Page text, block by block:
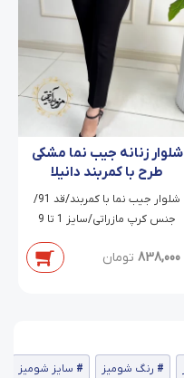
شلوار زنانه جیب نما مشکی
طرح با کمربند دانیلا
شلوار جیب نما با کمربند/قد 91/
جنس کرپ مازراتی/سایز 1 تا 9
838,000 تومان
رنگ شومیز سایز شومیز